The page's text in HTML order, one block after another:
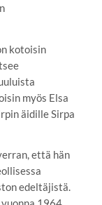
kotoisin
myös Elsa
äidille Sirpa
että hän
edeltäjistä.